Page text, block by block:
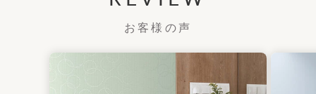
お客様の声